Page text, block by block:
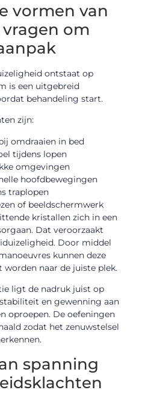
vormen van
om
ontstaat op
is een uitgebreid
behandeling start.
zijn:
omdraaien in bed
tijdens lopen
omgevingen
hoofdbewegingen
traplopen
of beeldschermwerk
kristallen zich in een
Dat veroorzaakt
Door middel
kunnen deze
naar de juiste plek.
ligt de nadruk juist op
en gewenning aan
oproepen. De oefeningen
zodat het zenuwstelsel
spanning